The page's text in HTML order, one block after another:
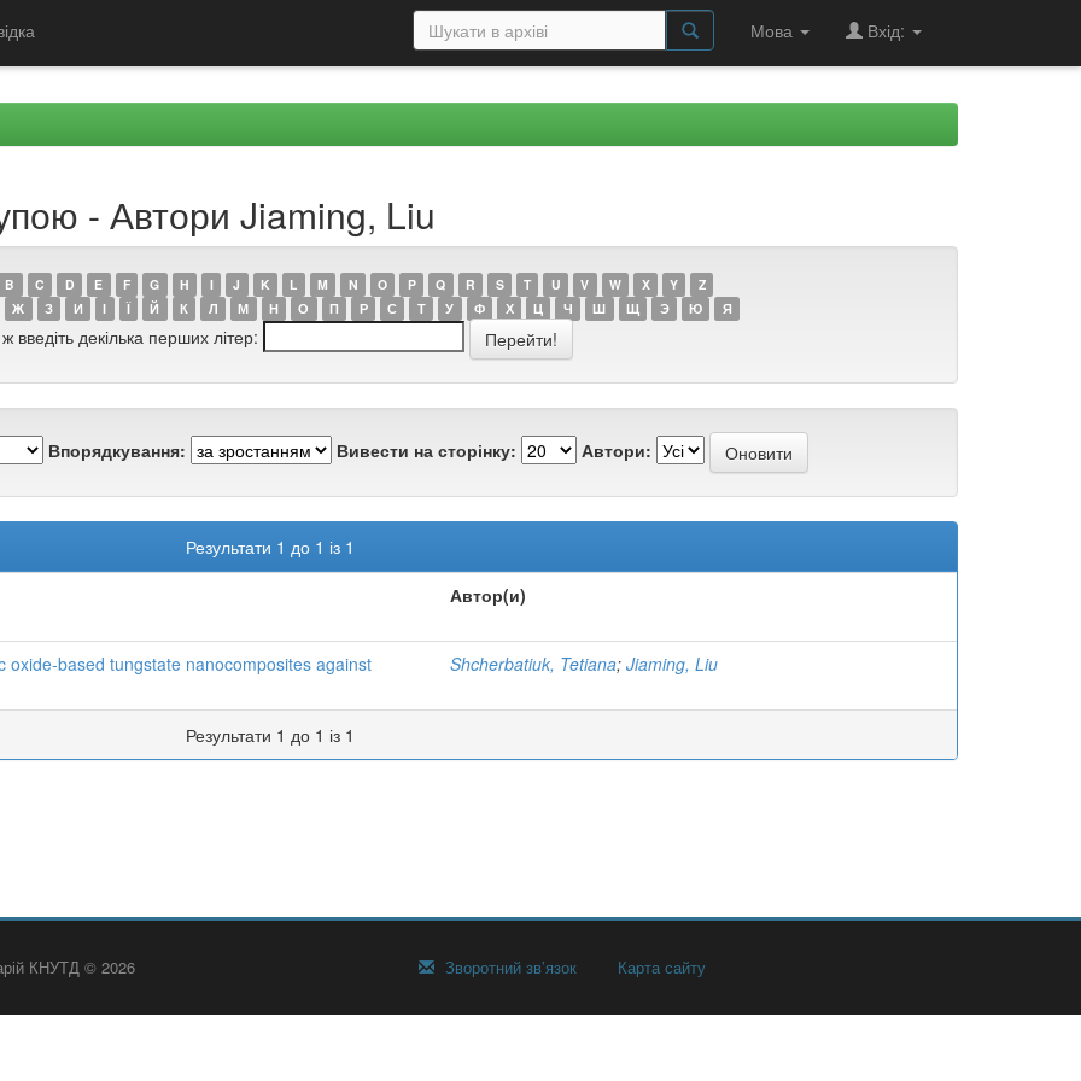
Мова Вхід:
- Автори Jiaming, Liu
B C D E F G H I J K L M N O P Q R S T U V W X Y
Z
Ж З И І Ї Й К Л М Н О П Р С Т У Ф Х Ц Ч Ш Щ Э Ю Я
введіть декілька перших літер:
Впорядкування: Вивести на сторінку: Автори:
Результати 1 до 1 із 1
Автор(и)
oxide-based tungstate nanocomposites against
Shcherbatiuk, Tetiana; Jiaming, Liu
Результати 1 до 1 із 1
КНУТД © 2026 Зворотний зв’язок Карта сайту